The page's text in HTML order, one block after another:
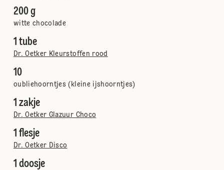
200 g
witte chocolade
1 tube
Dr. Oetker Kleurstoffen rood
10
oubliehoorntjes (kleine ijshoorntjes)
1 zakje
Dr. Oetker Glazuur Choco
1 flesje
Dr. Oetker Disco
1 doosje